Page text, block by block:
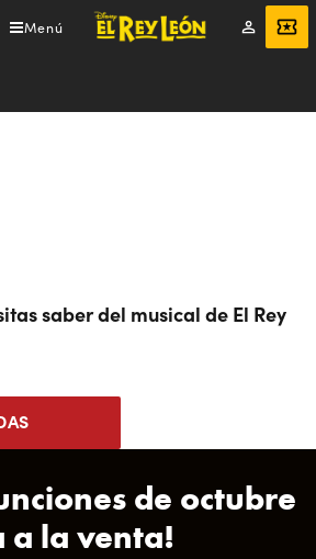
Menú
Mi
cuenta
ENTRADAS
saber del musical de El Rey
de octubre
a la venta!